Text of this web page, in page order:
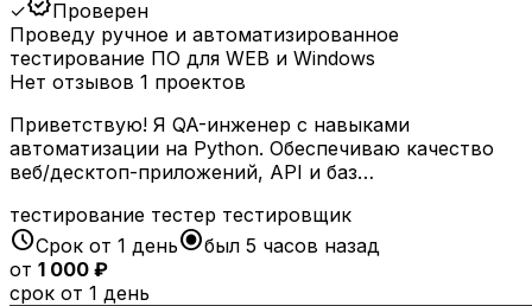
✓
Проверен
Проведу ручное и автоматизированное
тестирование ПО для WEB и Windows
Нет отзывов 1 проектов
Приветствую! Я QA-инженер с навыками
автоматизации на Python. Обеспечиваю качество
веб/десктоп-приложений, API и баз…
тестирование тестер тестировщик
scheduleСрок от 1 деньradio_button_checkedбыл 5 часов назад
от 1 000 ₽
срок от 1 день